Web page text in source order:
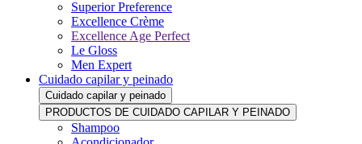
Superior Preference
Excellence Crème
Excellence Age Perfect
Le Gloss
Men Expert
Cuidado capilar y peinado
Cuidado capilar y peinado
PRODUCTOS DE CUIDADO CAPILAR Y PEINADO
Shampoo